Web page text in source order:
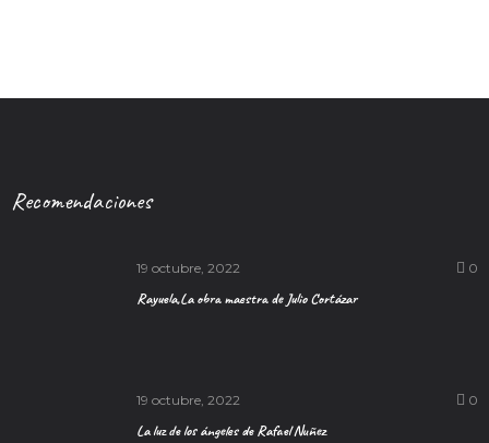
Recomendaciones
19 octubre, 2022 0
Rayuela,La obra maestra de Julio Cortázar
19 octubre, 2022 0
La luz de los ángeles de Rafael Nuñez